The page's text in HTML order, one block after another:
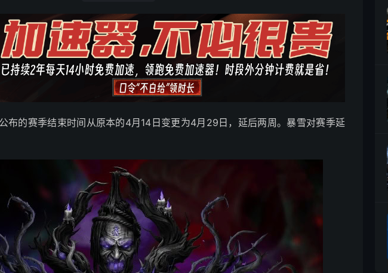
布的赛季结束时间从原本的4月14日变更为4月29日，延后两周。暴雪对赛季延